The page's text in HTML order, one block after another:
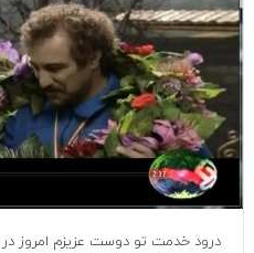
درود خدمت تو دوست عزیزم امروز در